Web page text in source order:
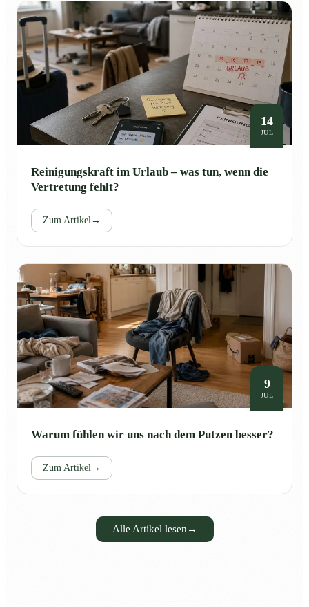
14
JUL
Reinigungskraft im Urlaub – was tun, wenn die
Vertretung fehlt?
Zum Artikel →
9
JUL
Warum fühlen wir uns nach dem Putzen besser?
Zum Artikel →
Alle Artikel lesen →